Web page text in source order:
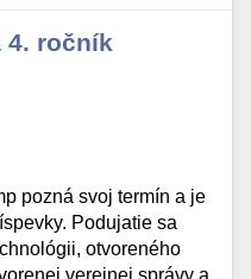
4. ročník
pozná svoj termín a je
Podujatie sa
otvoreného
verejnej správy a